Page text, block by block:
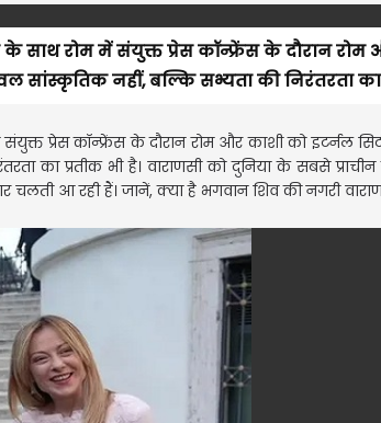
के साथ रोम में संयुक्त प्रेस कॉन्फ्रेंस के दौरान रोम
सांस्कृतिक नहीं, बल्कि सभ्यता की निरंतरता
संयुक्त प्रेस कॉन्फ्रेंस के दौरान रोम और काशी को इटर्नल
का प्रतीक भी है। वाराणसी को दुनिया के सबसे प्राचीन
चलती आ रही हैं। जानें, क्या है भगवान शिव की नगरी